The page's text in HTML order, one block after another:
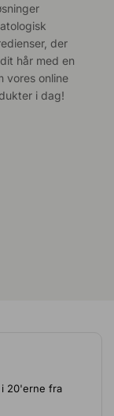
der
hår med en
vores online
i dag!
i 20'erne fra